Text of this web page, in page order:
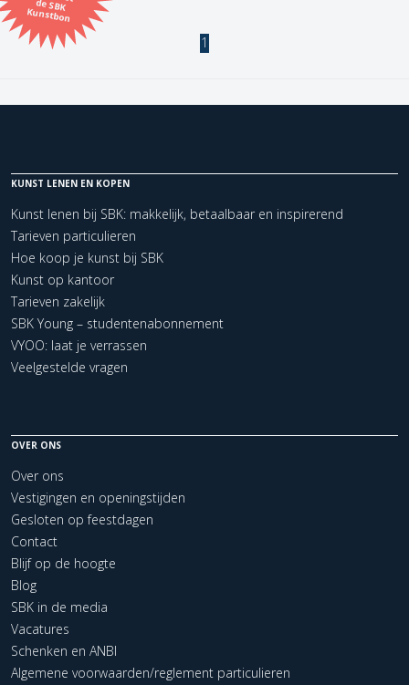
Kunstbon
Kunstenaar
Kerncollectie
1 items. Pagina: 1
1
KUNST LENEN EN KOPEN
Kunst lenen bij SBK: makkelijk, betaalbaar en inspirerend
Tarieven particulieren
Hoe koop je kunst bij SBK
Kunst op kantoor
Tarieven zakelijk
SBK Young – studentenabonnement
VYOO: laat je verrassen
Veelgestelde vragen
OVER ONS
Over ons
Vestigingen en openingstijden
Gesloten op feestdagen
Contact
Blijf op de hoogte
Blog
SBK in de media
Vacatures
Schenken en ANBI
Algemene voorwaarden/reglement particulieren